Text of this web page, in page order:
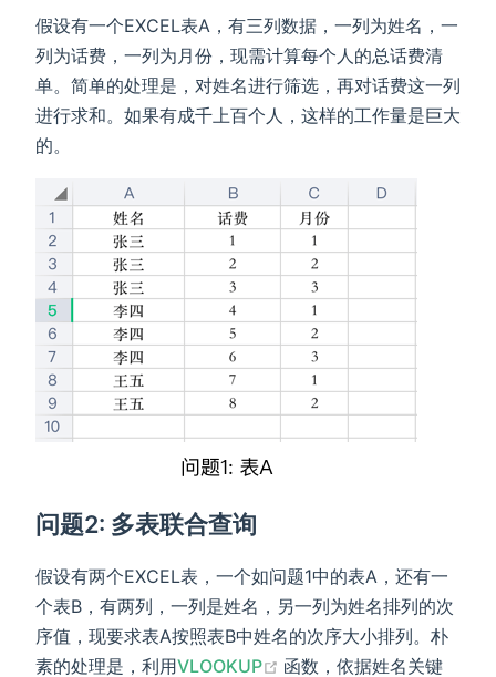
假设有一个EXCEL表A，有三列数据，一列为姓名，一
列为话费，一列为月份，现需计算每个人的总话费清
单。简单的处理是，对姓名进行筛选，再对话费这一列
进行求和。如果有成千上百个人，这样的工作量是巨大
的。
问题2: 多表联合查询
假设有两个EXCEL表，一个如问题1中的表A，还有一
个表B，有两列，一列是姓名，另一列为姓名排列的次
序值，现要求表A按照表B中姓名的次序大小排列。朴
素的处理是，利用VLOOKUP (opens new window)
函数，依据姓名关键